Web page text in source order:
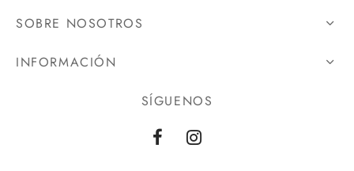
SOBRE NOSOTROS
INFORMACIÓN
SÍGUENOS